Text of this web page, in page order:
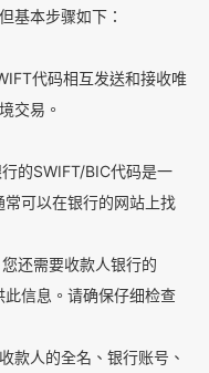
基本步骤如下：
代码相互发送和接收唯
交易。
的SWIFT/BIC代码是一
可以在银行的网站上找
您还需要收款人银行的
信息。请确保仔细检查
款人的全名、银行账号、